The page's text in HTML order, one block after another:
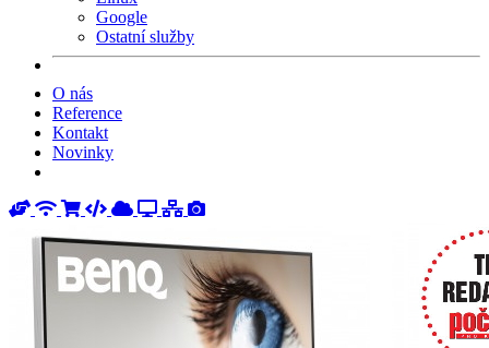
Google
Ostatní služby
O nás
Reference
Kontakt
Novinky